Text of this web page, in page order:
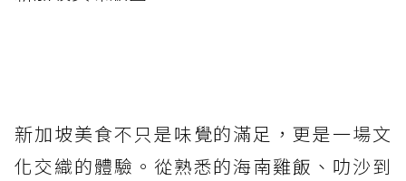
新加坡美食不只是味覺的滿足，更是一場文
化交織的體驗。從熟悉的海南雞飯、叻沙到